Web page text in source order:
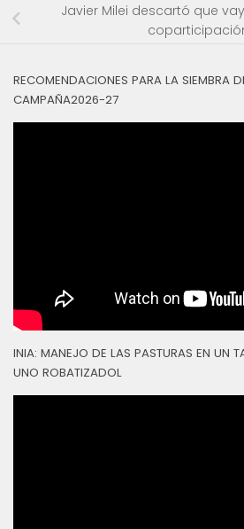
Javier Milei descartó que
RECOMENDACIONES PARA LA SIEMBRA
CAMPAÑA2026-27
INIA: MANEJO DE LAS PASTURAS EN UN
UNO ROBATIZADOL